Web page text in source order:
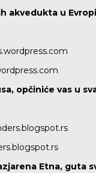
akvedukta u
opčiniće vas u
Etna, guta